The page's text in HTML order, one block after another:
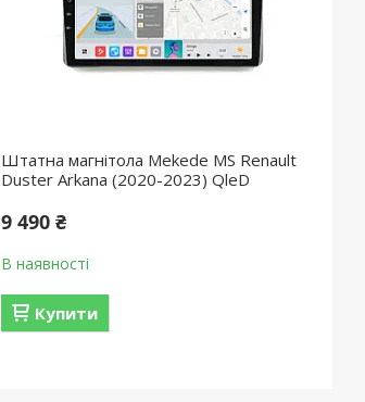
Штатна магнітола Mekede MS Renault
Duster Arkana (2020-2023) QleD
9 490 ₴
В наявності
Купити